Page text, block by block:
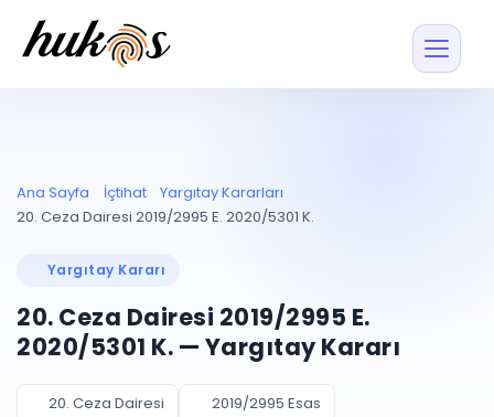
Entegrasyonu
UYAP ile otomatik
UYAP Evrak
Entegrasyonu
UETS Entegrasyonu
Tebligatları anında
Müvekkil ve taraf
Vekalet
Blog
Ücretsiz Başlayın Giriş Yap
Ana Sayfa İçtihat
Yargıtay Kararları
20. Ceza Dairesi 2019/2995 E. 2020/5301 K.
Yargıtay Kararı
20. Ceza Dairesi 2019/2995 E.
2020/5301 K. — Yargıtay Kararı
20. Ceza Dairesi
2019/2995 Esas